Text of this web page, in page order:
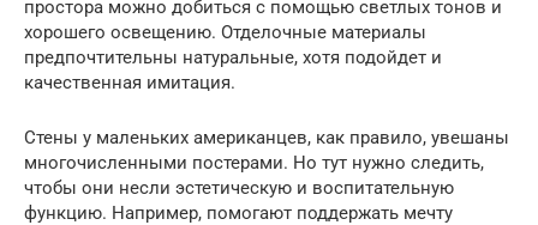
простора можно добиться с помощью светлых тонов и
хорошего освещению. Отделочные материалы
предпочтительны натуральные, хотя подойдет и
качественная имитация.
Стены у маленьких американцев, как правило, увешаны
многочисленными постерами. Но тут нужно следить,
чтобы они несли эстетическую и воспитательную
функцию. Например, помогают поддержать мечту